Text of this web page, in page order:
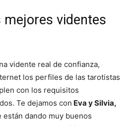
mejores videntes
vidente real de confianza,
los perfiles de las tarotistas
con los requisitos
Te dejamos con Eva y Silvia,
están dando muy buenos